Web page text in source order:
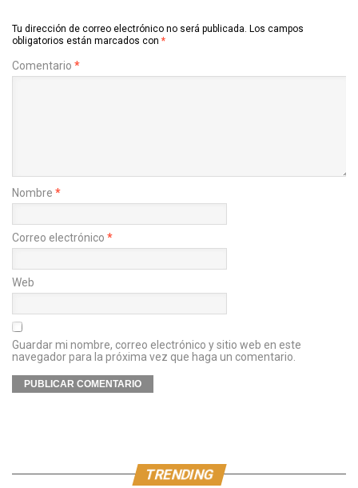
Tu dirección de correo electrónico no será publicada. Los campos
obligatorios están marcados con *
Comentario *
Nombre *
Correo electrónico *
Web
Guardar mi nombre, correo electrónico y sitio web en este
navegador para la próxima vez que haga un comentario.
TRENDING